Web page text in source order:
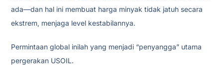
ada—dan hal ini membuat harga minyak tidak jatuh secara
ekstrem, menjaga level kestabilannya.
Permintaan global inilah yang menjadi “penyangga” utama
pergerakan USOIL.